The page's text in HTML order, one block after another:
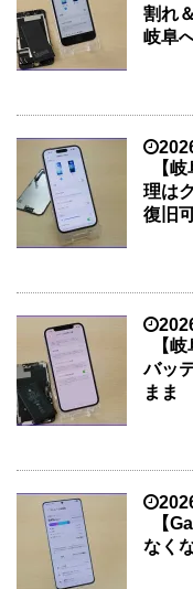
割れ
岐阜
【
理は
復旧
【
バッ
まま
【
なく